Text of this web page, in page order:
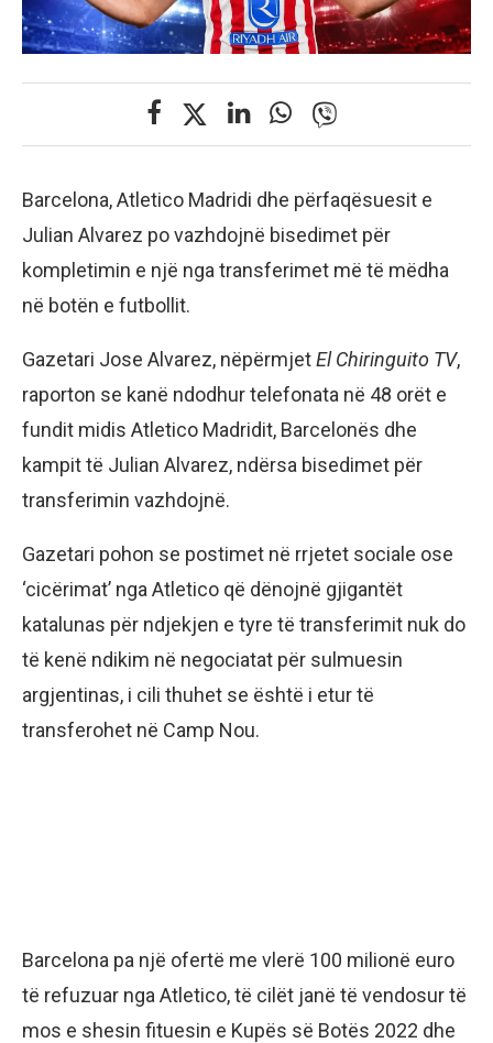
Barcelona, Atletico Madridi dhe përfaqësuesit e
Julian Alvarez po vazhdojnë bisedimet për
kompletimin e një nga transferimet më të mëdha
në botën e futbollit.
Gazetari Jose Alvarez, nëpërmjetEl Chiringuito TV,
raporton se kanë ndodhur telefonata në 48 orët e
fundit midis Atletico Madridit, Barcelonës dhe
kampit të Julian Alvarez, ndërsa bisedimet për
transferimin vazhdojnë.
Gazetari pohon se postimet në rrjetet sociale ose
‘cicërimat’ nga Atletico që dënojnë gjigantët
katalunas për ndjekjen e tyre të transferimit nuk do
të kenë ndikim në negociatat për sulmuesin
argjentinas, i cili thuhet se është i etur të
transferohet në Camp Nou.
Barcelona pa një ofertë me vlerë 100 milionë euro
të refuzuar nga Atletico, të cilët janë të vendosur të
mos e shesin fituesin e Kupës së Botës 2022 dhe